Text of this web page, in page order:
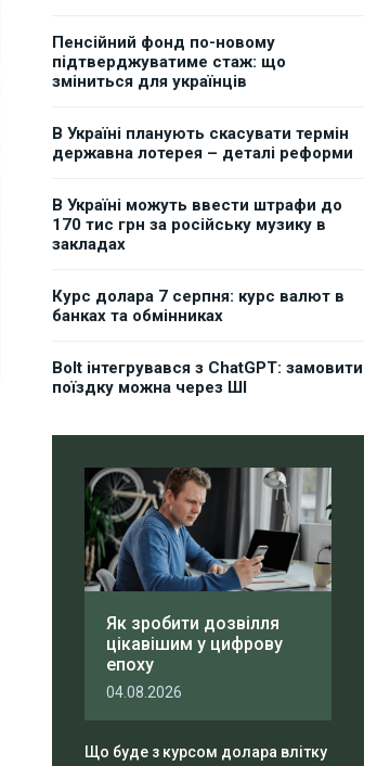
Пенсійний фонд по-новому
підтверджуватиме стаж: що
зміниться для українців
В Україні планують скасувати термін
державна лотерея – деталі реформи
В Україні можуть ввести штрафи до
170 тис грн за російську музику в
закладах
Курс долара 7 серпня: курс валют в
банках та обмінниках
Bolt інтегрувався з ChatGPT: замовити
поїздку можна через ШІ
Як зробити дозвілля
цікавішим у цифрову
епоху
04.08.2026
Що буде з курсом долара влітку